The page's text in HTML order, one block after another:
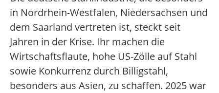
in Nordrhein-Westfalen, Niedersachsen und
dem Saarland vertreten ist, steckt seit
Jahren in der Krise. Ihr machen die
Wirtschaftsflaute, hohe US-Zölle auf Stahl
sowie Konkurrenz durch Billigstahl,
besonders aus Asien, zu schaffen. 2025 war